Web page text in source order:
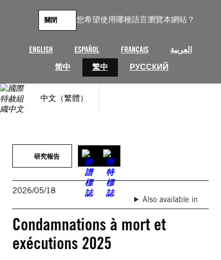
您希望使用哪種語言瀏覽本網站？
ENGLISH ESPAÑOL FRANÇAIS
العربية
简中
繁中 РУССКИЙ
關閉
中文（繁體）
研究報告
2026/05/18
Also available in
Condamnations à mort et
exécutions 2025